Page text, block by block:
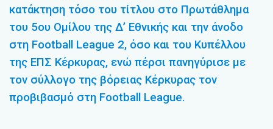
κατάκτηση τόσο του τίτλου στο Πρωτάθλημα
του 5ου Ομίλου της Δ’ Εθνικής και την άνοδο
στη Football League 2, όσο και του Κυπέλλου
της ΕΠΣ Κέρκυρας, ενώ πέρσι πανηγύρισε με
τον σύλλογο της βόρειας Κέρκυρας τον
προβιβασμό στη Football League.